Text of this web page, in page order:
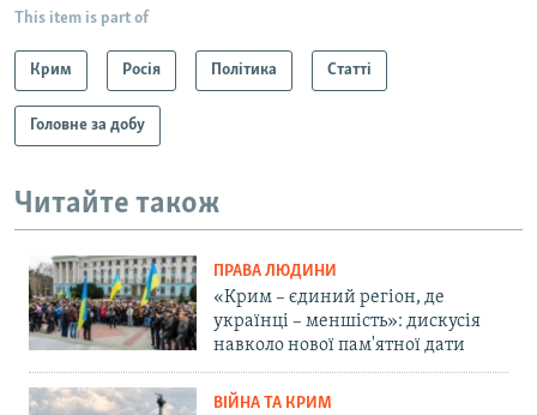
This item is part of
Крим Росія Політика Статті
Головне за добу
Читайте також
ПРАВА ЛЮДИНИ
«Крим – єдиний регіон, де
українці – меншість»: дискусія
навколо нової пам'ятної дати
ВІЙНА ТА КРИМ